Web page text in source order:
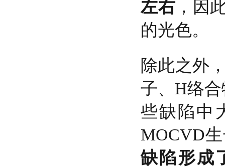
左右 ，因
的光色。
除此之外
子、H络
些缺陷中
MOCVD
缺陷形成